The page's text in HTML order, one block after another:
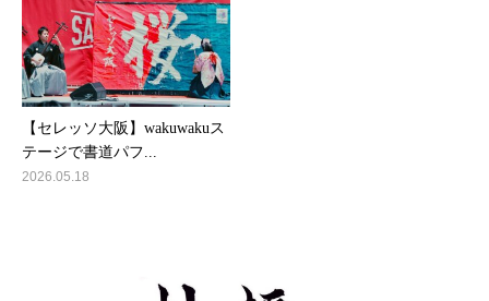
【セレッソ大阪】wakuwakuス
テージで書道パフ...
2026.05.18